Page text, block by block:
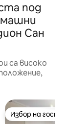
под
Сан
са високо
Избор на
Избор на